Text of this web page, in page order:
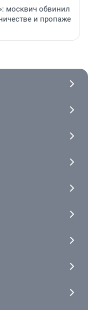
москвич обвинил
и пропаже